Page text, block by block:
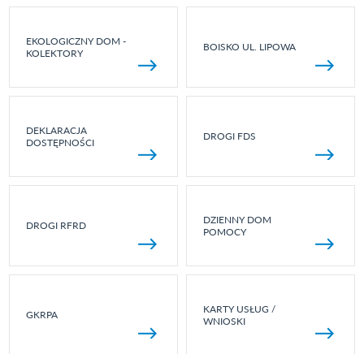
EKOLOGICZNY DOM -
KOLEKTORY
BOISKO UL. LIPOWA
DEKLARACJA
DOSTĘPNOŚCI
DROGI FDS
DROGI RFRD
DZIENNY DOM
POMOCY
GKRPA
KARTY USŁUG /
WNIOSKI